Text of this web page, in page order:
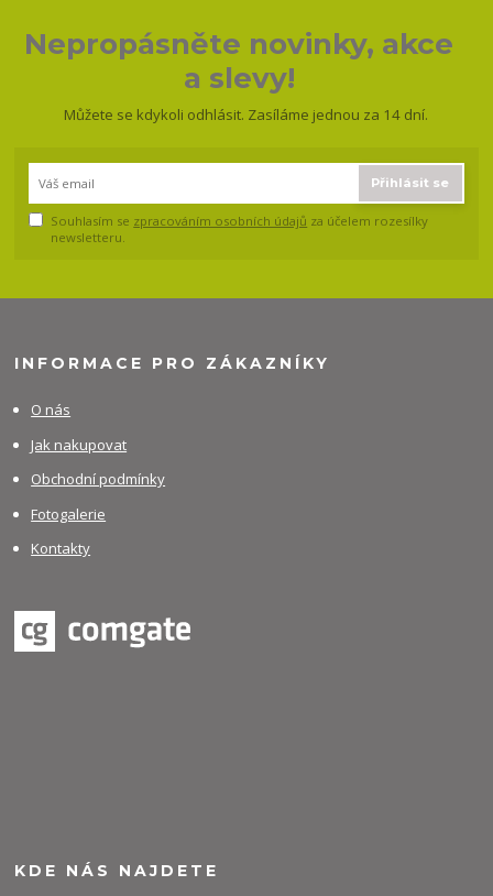
Nepropásněte novinky, akce
a slevy!
Můžete se kdykoli odhlásit. Zasíláme jednou za 14 dní.
Přihlásit se
Souhlasím se zpracováním osobních údajů za účelem rozesílky
newsletteru.
INFORMACE PRO ZÁKAZNÍKY
O nás
Jak nakupovat
Obchodní podmínky
Fotogalerie
Kontakty
KDE NÁS NAJDETE